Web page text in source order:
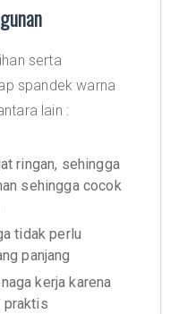
serta
spandek warna
lain :
ringan, sehingga
sehingga cocok
tidak perlu
panjang
kerja karena
praktis